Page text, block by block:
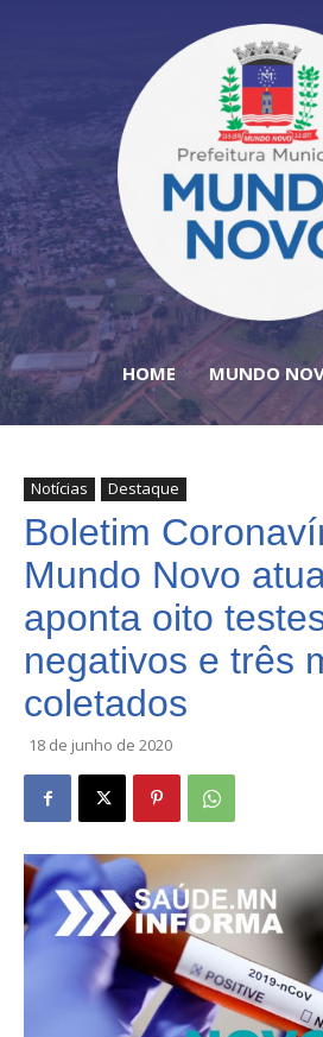
HOME MUNDO
Notícias Destaque
Boletim
Mundo Novo
aponta oito
negativos e três
coletados
18 de junho de 2020